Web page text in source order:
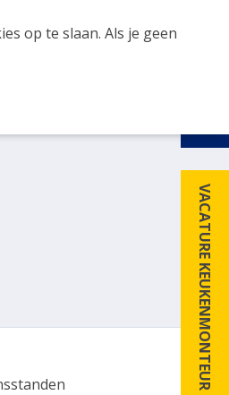
VACATURE KEUKENMONTEUR
elkaar. Klik hier voor
op te slaan. Als je geen